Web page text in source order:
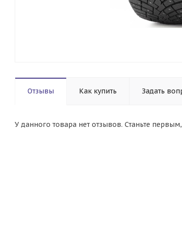
Отзывы Как купить Задать
У данного товара нет отзывов. Станьте